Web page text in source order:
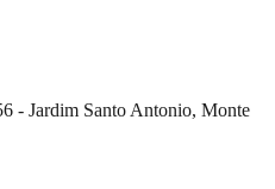
- Jardim Santo Antonio, Monte